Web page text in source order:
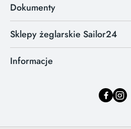
Dokumenty
Sklepy żeglarskie Sailor24
Informacje